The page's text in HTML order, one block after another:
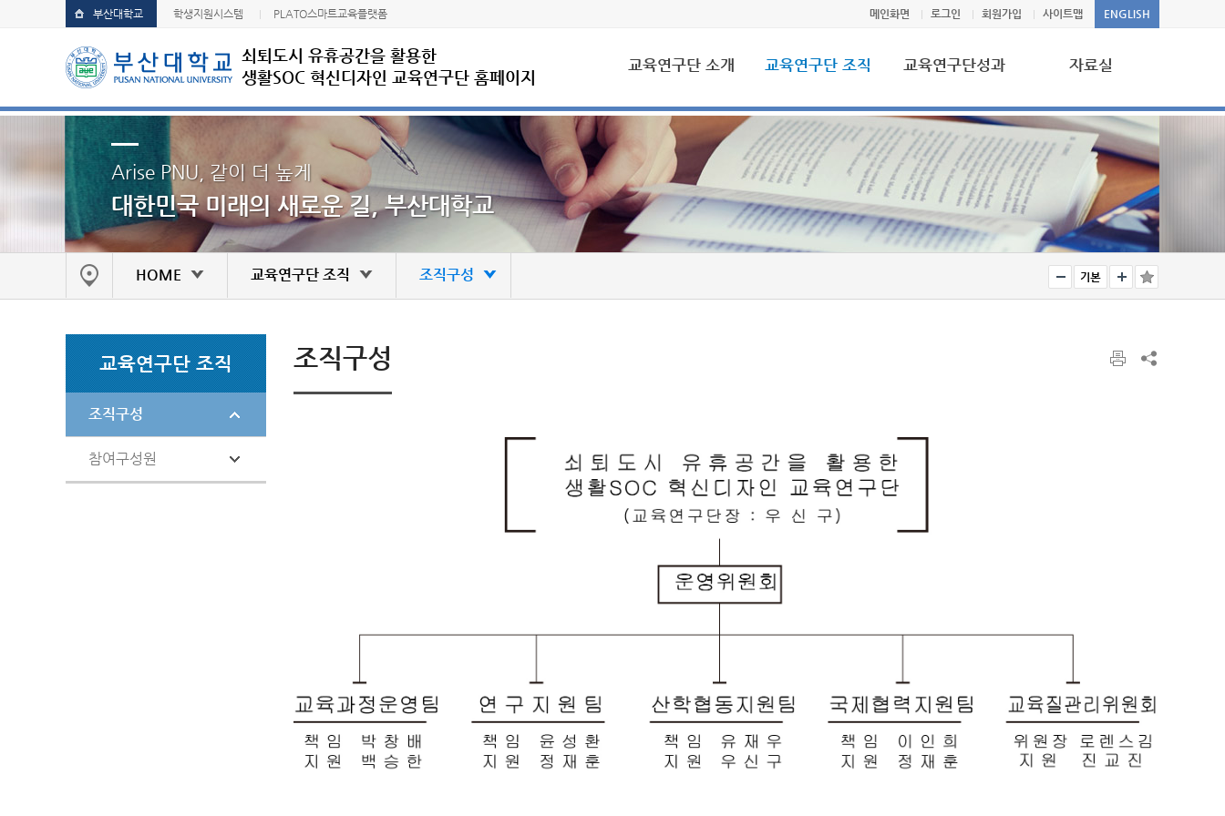
쇠퇴도시 유휴공간을 활용한
생활SOC 혁신디자인 교육연구단 홈페이지
부산대학교 학생지원시스템 PLATO스마트교육플랫폼 메인화면 로그인 회원가입 사이트맵 ENGLISH
교육연구단 소개
운영규정 및 지침
오시는길
교육연구단 조직
조직구성
참여구성원
교육연구단성과
사업보고서
국내외 학술대회
국내외 학술지
교육연구단 활동
자료실
공지사항
언론보도
서식자료실
Arise PNU, 같이 더 높게
대한민국 미래의 새로운 길, 부산대학교
HOME 교육연구단 조직 조직구성
교육연구단 조직
조직구성
참여구성원
조직구성